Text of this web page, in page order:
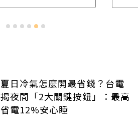
夏日冷氣怎麼開最省錢？台電
揭夜間「2大關鍵按鈕」：最高
省電12%安心睡